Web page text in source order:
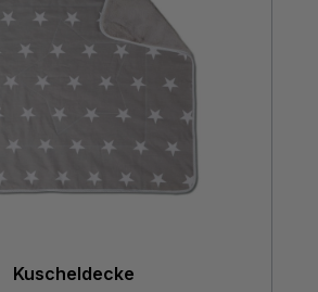
Kuscheldecke